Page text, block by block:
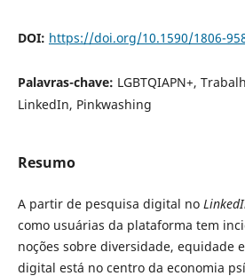
DOI: https://doi.org/10.1590/1806-
Palavras-chave: LGBTQIAPN+,
LinkedIn, Pinkwashing
Resumo
A partir de pesquisa digital no
como usuárias da plataforma tem
noções sobre diversidade, equidade
digital está no centro da economia